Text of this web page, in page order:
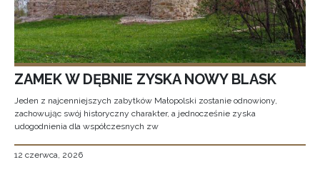
ZAMEK W DĘBNIE ZYSKA NOWY BLASK
Jeden z najcenniejszych zabytków Małopolski zostanie odnowiony,
zachowując swój historyczny charakter, a jednocześnie zyska
udogodnienia dla współczesnych zw
12 czerwca, 2026